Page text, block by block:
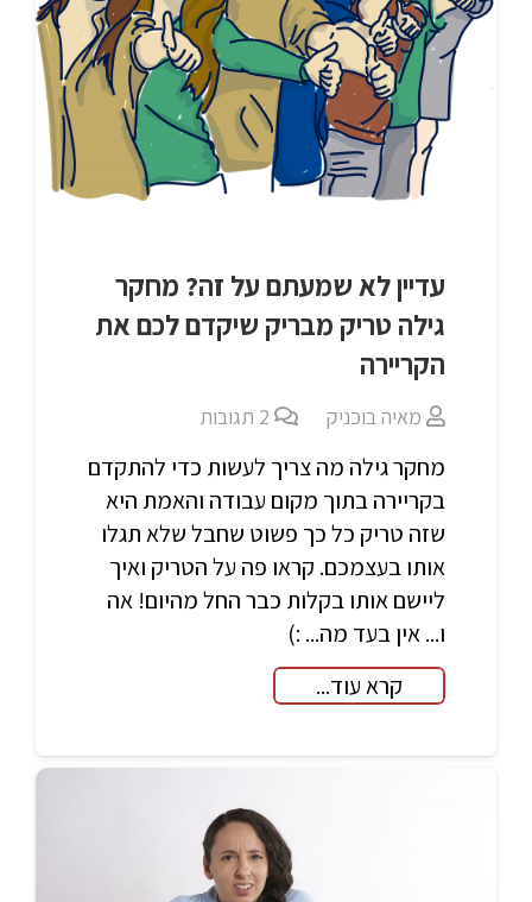
עדיין לא שמעתם על זה? מחקר
גילה טריק מבריק שיקדם לכם את
הקריירה
מאיה בוכניק 2 תגובות
מחקר גילה מה צריך לעשות כדי להתקדם
בקריירה בתוך מקום עבודה והאמת היא
שזה טריק כל כך פשוט שחבל שלא תגלו
אותו בעצמכם. קראו פה על הטריק ואיך
ליישם אותו בקלות כבר החל מהיום! אה
ו... אין בעד מה... :)
קרא עוד...